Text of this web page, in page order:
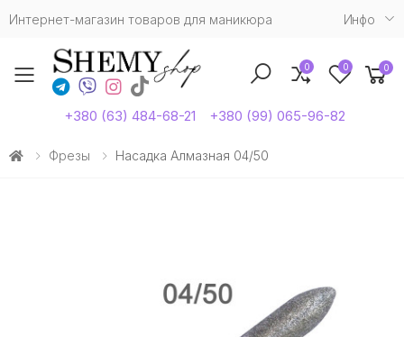
Интернет-магазин товаров для маникюра Инфо
Toggle mobile menu
+380 (63) 484-68-21 +380 (99) 065-96-82
0 0 0
Фрезы Насадка Алмазная 04/50